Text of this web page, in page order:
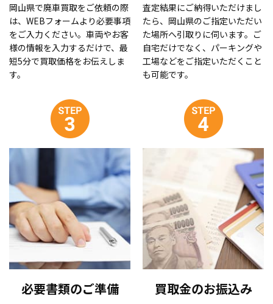
岡山県で廃車買取をご依頼の際
は、WEBフォームより必要事項
をご入力ください。車両やお客
様の情報を入力するだけで、最
短5分で買取価格をお伝えしま
す。
査定結果にご納得いただけまし
たら、岡山県のご指定いただい
た場所へ引取りに伺います。ご
自宅だけでなく、パーキングや
工場などをご指定いただくこと
も可能です。
必要書類のご準備 買取金のお振込み